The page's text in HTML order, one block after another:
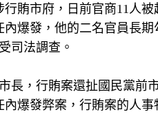
賄市府，日前官商11人被
爆發，他的二名官員長期
司法調查。
長，行賄案還扯國民黨前
爆發弊案，行賄案的人事